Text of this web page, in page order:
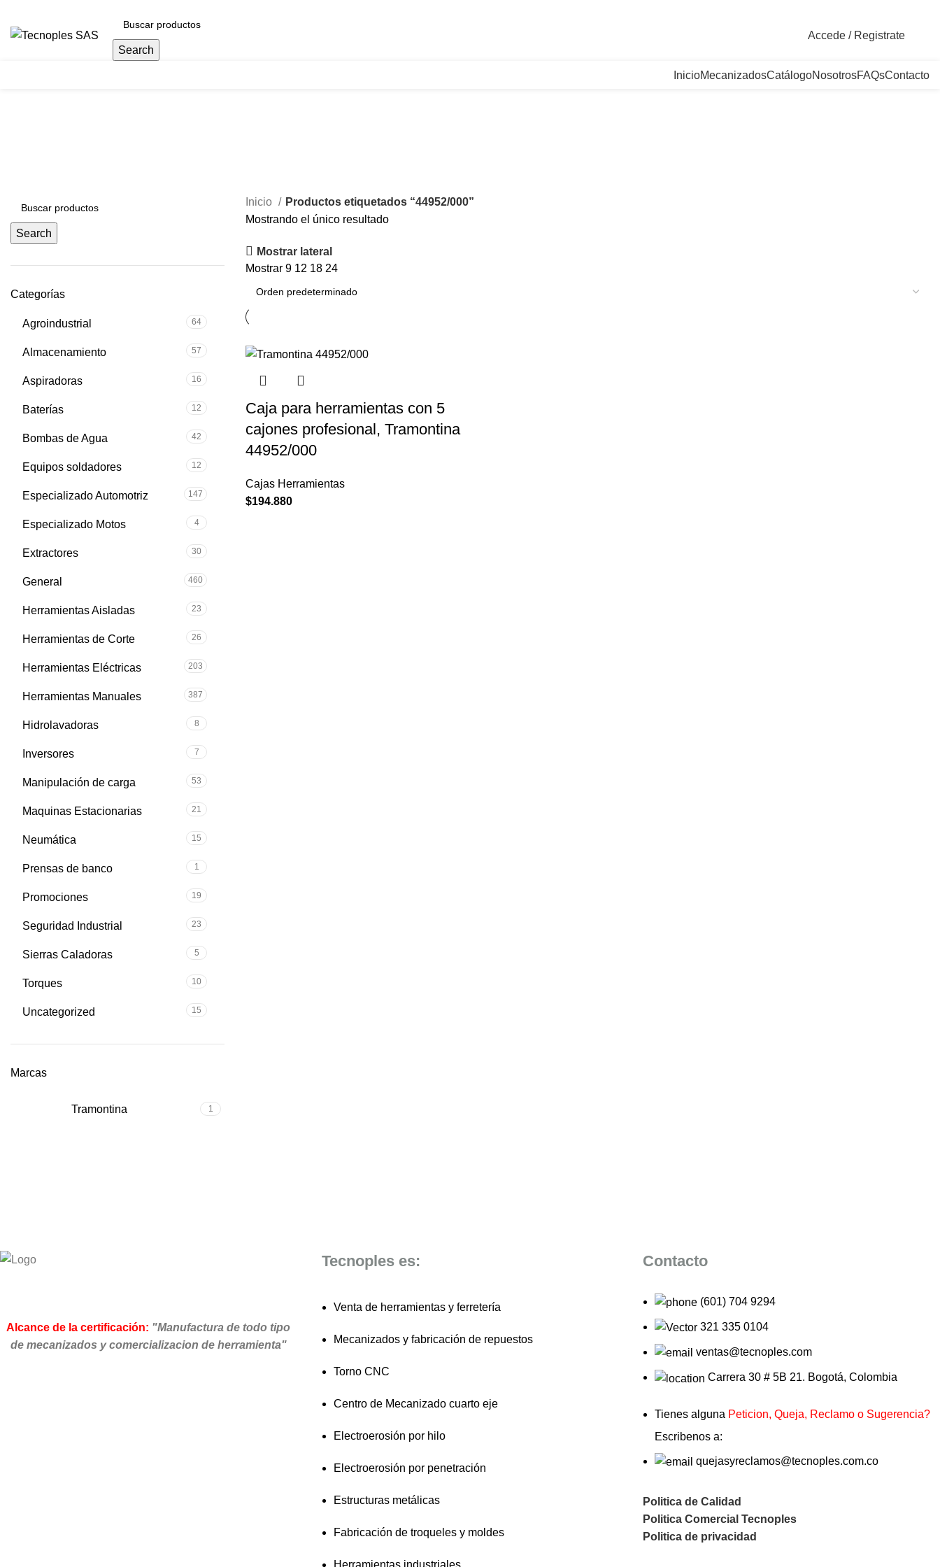
Search
Accede / Registrate
InicioMecanizadosCatálogoNosotrosFAQsContacto
Search
Categorías
Agroindustrial 64
Almacenamiento 57
Aspiradoras 16
Baterías 12
Bombas de Agua 42
Equipos soldadores 12
Especializado Automotriz 147
Especializado Motos 4
Extractores 30
General 460
Herramientas Aisladas 23
Herramientas de Corte 26
Herramientas Eléctricas 203
Herramientas Manuales 387
Hidrolavadoras 8
Inversores 7
Manipulación de carga 53
Maquinas Estacionarias 21
Neumática 15
Prensas de banco 1
Promociones 19
Seguridad Industrial 23
Sierras Caladoras 5
Torques 10
Uncategorized 15
Marcas
Tramontina 1
Inicio
Productos etiquetados “44952/000”
Mostrando el único resultado
Mostrar lateral
Mostrar 9 12 18 24
Caja para herramientas con 5
cajones profesional, Tramontina
44952/000
Cajas Herramientas
$194.880
Alcance de la certificación: "Manufactura de todo tipo
de mecanizados y comercializacion de herramienta"
Tecnoples es:
Venta de herramientas y ferretería
Mecanizados y fabricación de repuestos
Torno CNC
Centro de Mecanizado cuarto eje
Electroerosión por hilo
Electroerosión por penetración
Estructuras metálicas
Fabricación de troqueles y moldes
Herramientas industriales
Contacto
(601) 704 9294
321 335 0104
ventas@tecnoples.com
Carrera 30 # 5B 21. Bogotá, Colombia
Tienes alguna Peticion, Queja, Reclamo o Sugerencia?
Escribenos a:
quejasyreclamos@tecnoples.com.co
Politica de Calidad
Politica Comercial Tecnoples
Politica de privacidad